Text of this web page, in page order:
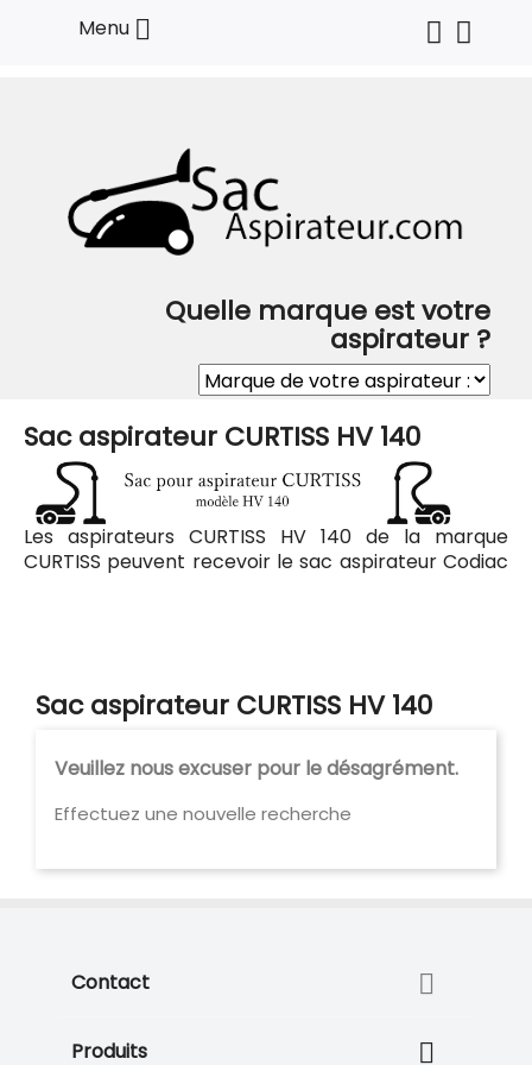
Menu 
Quelle marque est votre
aspirateur ?
Sac aspirateur CURTISS HV 140
Les aspirateurs CURTISS HV 140 de la marque
CURTISS peuvent recevoir le sac aspirateur Codiac
Sac aspirateur CURTISS HV 140
Veuillez nous excuser pour le désagrément.
Effectuez une nouvelle recherche
Contact 
Produits 